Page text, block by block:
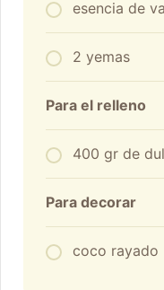
esencia de
2 yemas
Para el relleno
400 gr de
Para decorar
coco rayado